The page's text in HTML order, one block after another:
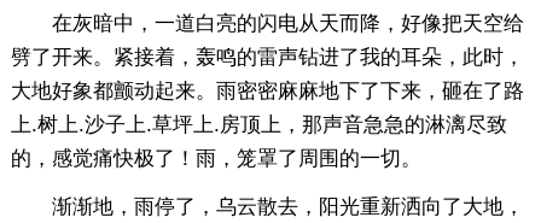
在灰暗中，一道白亮的闪电从天而降，好像把天空给
劈了开来。紧接着，轰鸣的雷声钻进了我的耳朵，此时，
大地好象都颤动起来。雨密密麻麻地下了下来，砸在了路
上.树上.沙子上.草坪上.房顶上，那声音急急的淋漓尽致
的，感觉痛快极了！雨，笼罩了周围的一切。
渐渐地，雨停了，乌云散去，阳光重新洒向了大地，